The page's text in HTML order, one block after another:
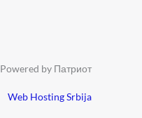
Powered by Патриот
Web Hosting Srbija